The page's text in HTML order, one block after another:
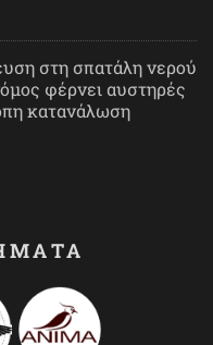
στη σπατάλη νερού
φέρνει αυστηρές
κατανάλωση